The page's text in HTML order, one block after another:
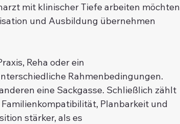
mit klinischer Tiefe arbeiten möchten
und Ausbildung übernehmen
Reha oder ein
Rahmenbedingungen.
eine Sackgasse. Schließlich zählt
Planbarkeit und
stärker, als es